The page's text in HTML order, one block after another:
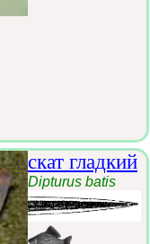
скат гладкий
Dipturus batis